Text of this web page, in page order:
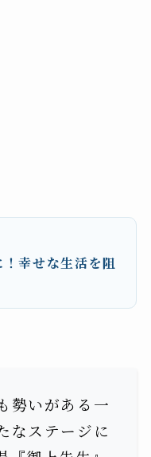
幸せな生活を阻
勢いがある一
なステージに